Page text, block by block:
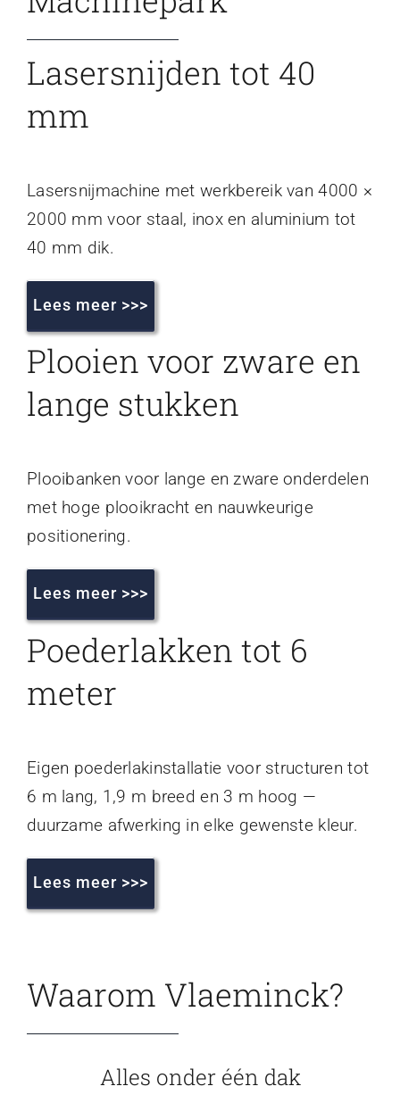
Lasersnijden tot 40
mm
Lasersnijmachine met werkbereik van 4000 ×
2000 mm voor staal, inox en aluminium tot
40 mm dik.
Lees meer >>>
Plooien voor zware en
lange stukken
Plooibanken voor lange en zware onderdelen
met hoge plooikracht en nauwkeurige
positionering.
Lees meer >>>
Poederlakken tot 6
meter
Eigen poederlakinstallatie voor structuren tot
6 m lang, 1,9 m breed en 3 m hoog —
duurzame afwerking in elke gewenste kleur.
Lees meer >>>
Waarom Vlaeminck?
Alles onder één dak